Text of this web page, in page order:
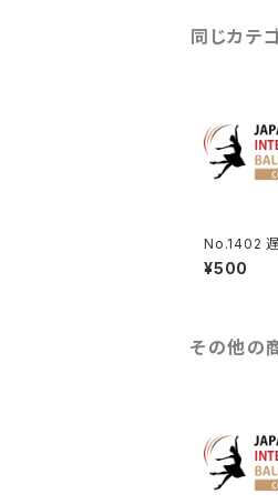
同じカテ
No.1402 遅
男性Va.
¥500
その他の